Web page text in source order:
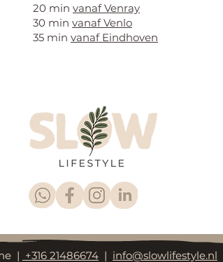
20 min vanaf Venray
30 min vanaf Venlo
35 min vanaf Eindhoven
| +316 21486674 | info@slowlifestyle.nl